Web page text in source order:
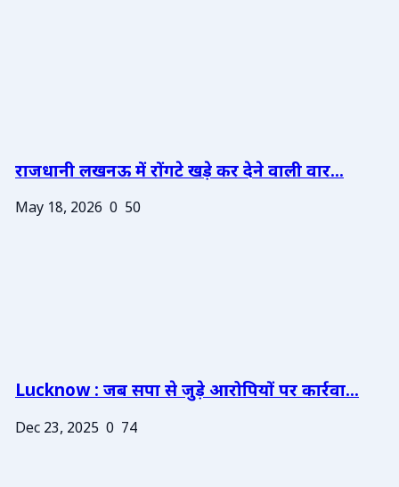
राजधानी लखनऊ में रोंगटे खड़े कर देने वाली वार...
May 18, 2026 0 50
Lucknow : जब सपा से जुड़े आरोपियों पर कार्रवा...
Dec 23, 2025 0 74